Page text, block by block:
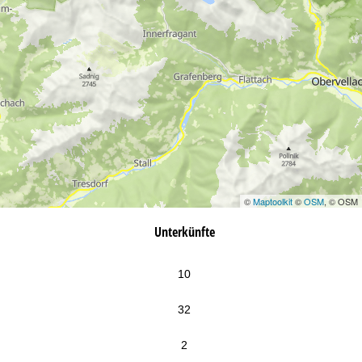
©Maptoolkit©OSM, © OSM
Unterkünfte
10
32
2